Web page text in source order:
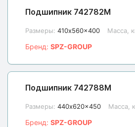
Подшипник 742782М
Размеры: 410x560x400 Масса,
Бренд: SPZ-GROUP
Подшипник 742788М
Размеры: 440x620x450 Масса,
Бренд: SPZ-GROUP